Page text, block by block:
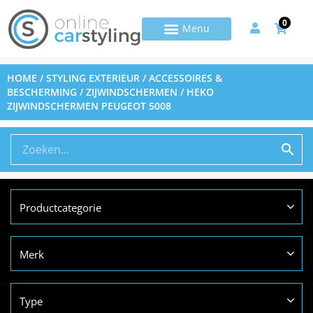
0
HOME /STYLING EXTERIEUR /ACCESSOIRES &
BESCHERMING /ZIJWINDSCHERMEN / HEKO
ZIJWINDSCHERMEN PEUGEOT 5008
Productcategorie
Merk
Type